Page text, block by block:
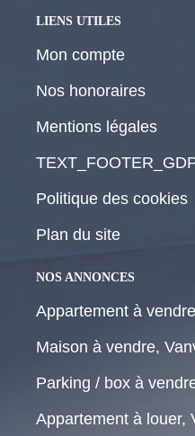
LIENS UTILES
Mon compte
Nos honoraires
Mentions légales
Politique des cookies
Plan du site
NOS ANNONCES
Appartement à
Maison à vendre,
Parking / box à
Appartement à louer,